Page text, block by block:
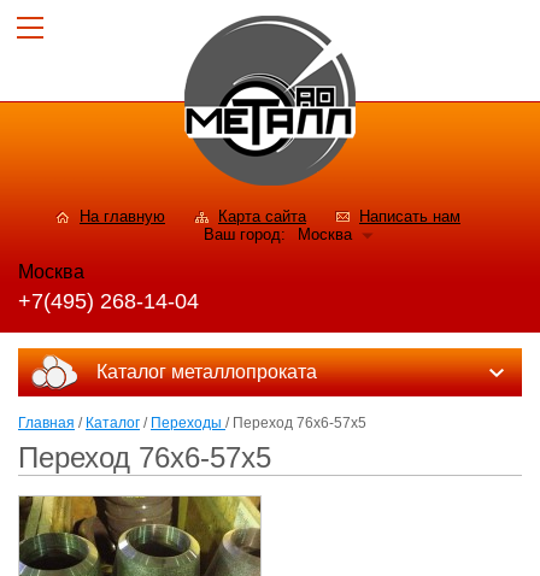
На главную Карта сайта
Написать нам
Ваш город:
Москва
Москва
+7(495) 268-14-04
Каталог металлопроката
Главная / Каталог / Переходы / Переход 76х6-57х5
Переход 76х6-57х5